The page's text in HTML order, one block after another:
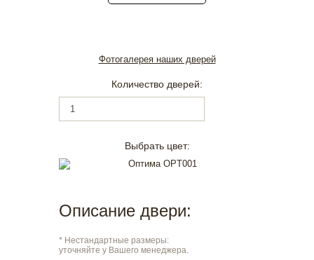
Фотогалерея наших дверей
Количество дверей:
Выбрать цвет:
Описание двери:
* Нестандартные размеры:
уточняйте у Вашего менеджера.